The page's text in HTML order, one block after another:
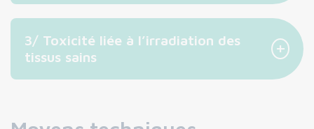
3/ Toxicité liée à l’irradiation des
tissus sains
+